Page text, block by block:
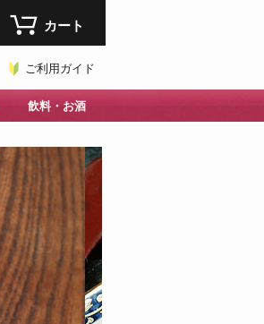
ご利用ガイド
カート
飲料・お酒